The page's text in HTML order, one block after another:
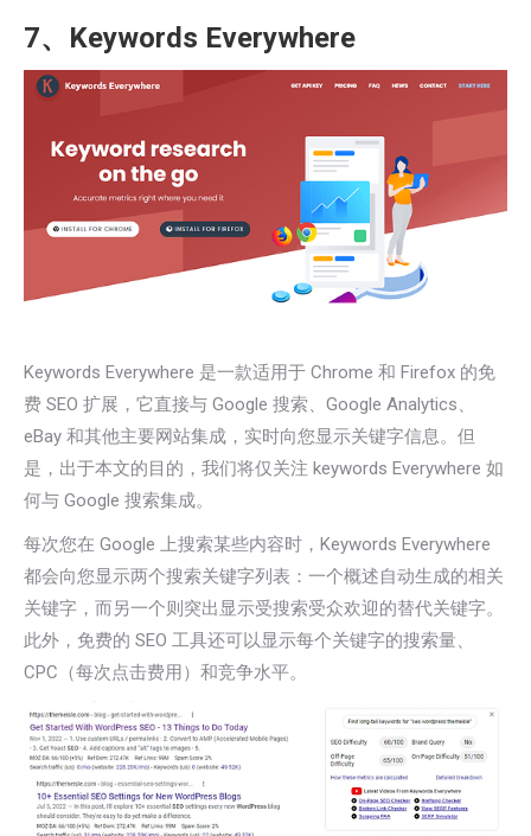
7、Keywords Everywhere
Keywords Everywhere 是一款适用于 Chrome 和 Firefox 的免
费 SEO 扩展，它直接与 Google 搜索、Google Analytics、
eBay 和其他主要网站集成，实时向您显示关键字信息。但
是，出于本文的目的，我们将仅关注 keywords Everywhere 如
何与 Google 搜索集成。
每次您在 Google 上搜索某些内容时，Keywords Everywhere
都会向您显示两个搜索关键字列表：一个概述自动生成的相关
关键字，而另一个则突出显示受搜索受众欢迎的替代关键字。
此外，免费的 SEO 工具还可以显示每个关键字的搜索量、
CPC（每次点击费用）和竞争水平。